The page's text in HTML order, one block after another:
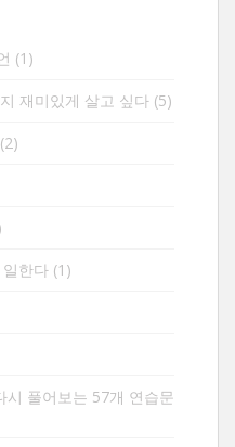
(1)
재미있게 살고 싶다 (5)
(2)
한다 (1)
시 풀어보는 57개 연습문